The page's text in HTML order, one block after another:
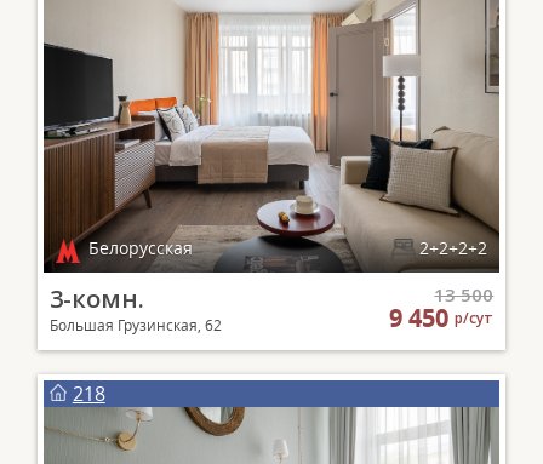
Белорусская 2+2+2+2
3-комн.
Большая Грузинская, 62
13 500
9 450р/сут
218